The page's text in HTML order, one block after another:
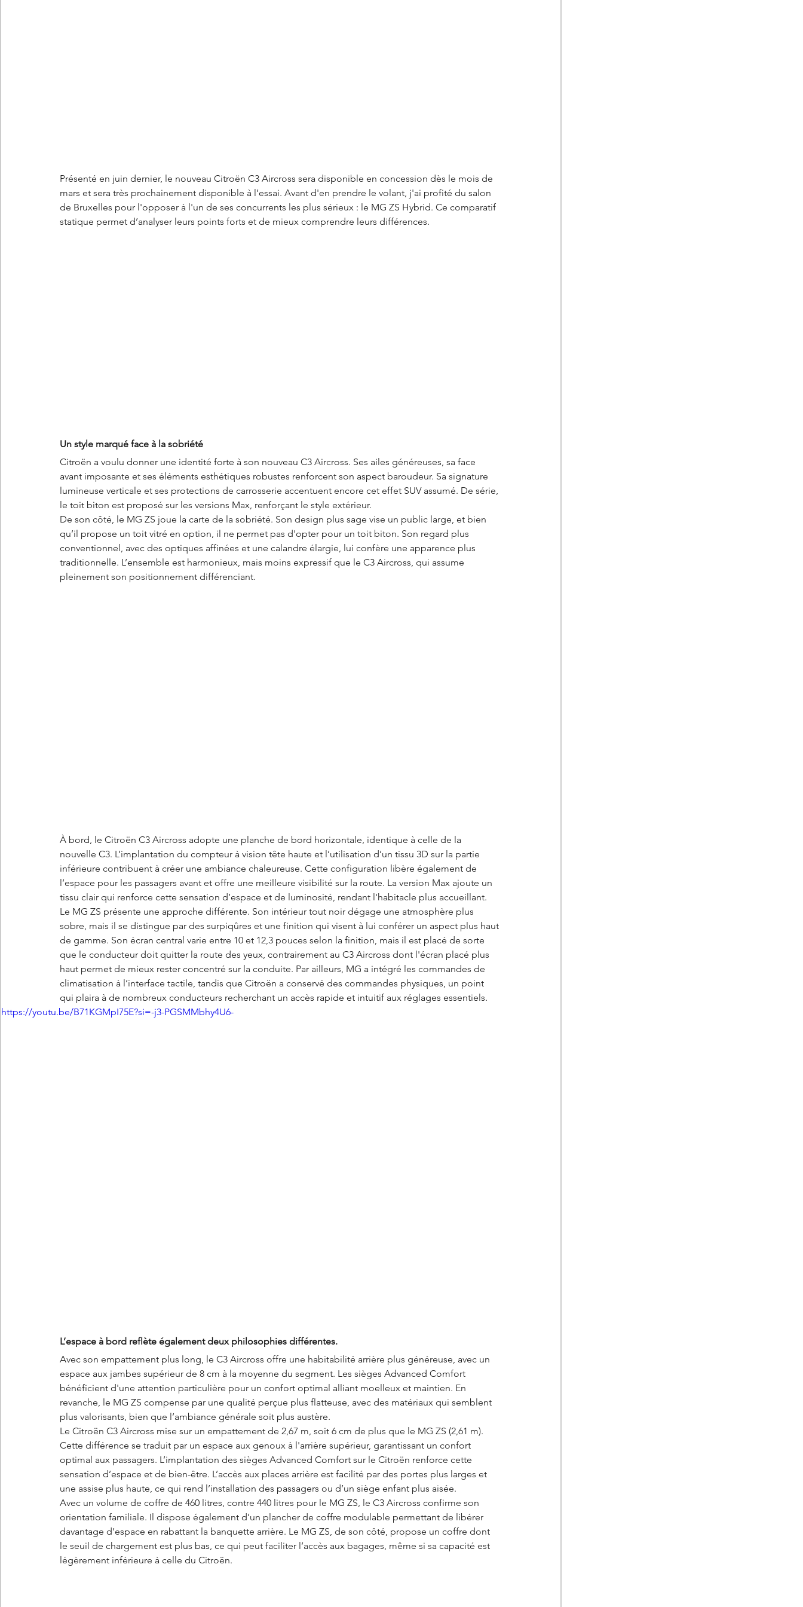
Présenté en juin dernier, le nouveau Citroën C3 Aircross sera disponible en concession dès le mois de
mars et sera très prochainement disponible à l’essai. Avant d'en prendre le volant, j'ai profité du salon
de Bruxelles pour l'opposer à l'un de ses concurrents les plus sérieux : le MG ZS Hybrid. Ce comparatif
statique permet d’analyser leurs points forts et de mieux comprendre leurs différences.
Un style marqué face à la sobriété
Citroën a voulu donner une identité forte à son nouveau C3 Aircross. Ses ailes généreuses, sa face
avant imposante et ses éléments esthétiques robustes renforcent son aspect baroudeur. Sa signature
lumineuse verticale et ses protections de carrosserie accentuent encore cet effet SUV assumé. De série,
le toit biton est proposé sur les versions Max, renforçant le style extérieur.
De son côté, le MG ZS joue la carte de la sobriété. Son design plus sage vise un public large, et bien
qu’il propose un toit vitré en option, il ne permet pas d'opter pour un toit biton. Son regard plus
conventionnel, avec des optiques affinées et une calandre élargie, lui confère une apparence plus
traditionnelle. L’ensemble est harmonieux, mais moins expressif que le C3 Aircross, qui assume
pleinement son positionnement différenciant.
À bord, le Citroën C3 Aircross adopte une planche de bord horizontale, identique à celle de la
nouvelle C3. L’implantation du compteur à vision tête haute et l’utilisation d’un tissu 3D sur la partie
inférieure contribuent à créer une ambiance chaleureuse. Cette configuration libère également de
l’espace pour les passagers avant et offre une meilleure visibilité sur la route. La version Max ajoute un
tissu clair qui renforce cette sensation d’espace et de luminosité, rendant l'habitacle plus accueillant.
Le MG ZS présente une approche différente. Son intérieur tout noir dégage une atmosphère plus
sobre, mais il se distingue par des surpiqûres et une finition qui visent à lui conférer un aspect plus haut
de gamme. Son écran central varie entre 10 et 12,3 pouces selon la finition, mais il est placé de sorte
que le conducteur doit quitter la route des yeux, contrairement au C3 Aircross dont l'écran placé plus
haut permet de mieux rester concentré sur la conduite. Par ailleurs, MG a intégré les commandes de
climatisation à l’interface tactile, tandis que Citroën a conservé des commandes physiques, un point
qui plaira à de nombreux conducteurs recherchant un accès rapide et intuitif aux réglages essentiels.
https://youtu.be/B71KGMpI75E?si=-j3-PGSMMbhy4U6-
L’espace à bord reflète également deux philosophies différentes.
Avec son empattement plus long, le C3 Aircross offre une habitabilité arrière plus généreuse, avec un
espace aux jambes supérieur de 8 cm à la moyenne du segment. Les sièges Advanced Comfort
bénéficient d'une attention particulière pour un confort optimal alliant moelleux et maintien. En
revanche, le MG ZS compense par une qualité perçue plus flatteuse, avec des matériaux qui semblent
plus valorisants, bien que l’ambiance générale soit plus austère.
Le Citroën C3 Aircross mise sur un empattement de 2,67 m, soit 6 cm de plus que le MG ZS (2,61 m).
Cette différence se traduit par un espace aux genoux à l'arrière supérieur, garantissant un confort
optimal aux passagers. L’implantation des sièges Advanced Comfort sur le Citroën renforce cette
sensation d’espace et de bien-être. L’accès aux places arrière est facilité par des portes plus larges et
une assise plus haute, ce qui rend l’installation des passagers ou d’un siège enfant plus aisée.
Avec un volume de coffre de 460 litres, contre 440 litres pour le MG ZS, le C3 Aircross confirme son
orientation familiale. Il dispose également d’un plancher de coffre modulable permettant de libérer
davantage d’espace en rabattant la banquette arrière. Le MG ZS, de son côté, propose un coffre dont
le seuil de chargement est plus bas, ce qui peut faciliter l’accès aux bagages, même si sa capacité est
légèrement inférieure à celle du Citroën.